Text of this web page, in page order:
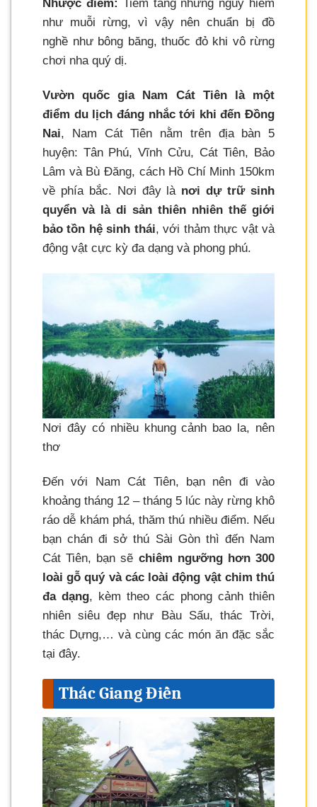
Nhược điểm: Tiềm tàng nhưng nguy hiểm
như muỗi rừng, vì vậy nên chuẩn bị đồ
nghề như bông băng, thuốc đỏ khi vô rừng
chơi nha quý dị.
Vườn quốc gia Nam Cát Tiên là một
điểm du lịch đáng nhắc tới khi đến Đồng
Nai, Nam Cát Tiên nằm trên địa bàn 5
huyện: Tân Phú, Vĩnh Cửu, Cát Tiên, Bảo
Lâm và Bù Đăng, cách Hồ Chí Minh 150km
về phía bắc. Nơi đây là nơi dự trữ sinh
quyển và là di sản thiên nhiên thế giới
bảo tồn hệ sinh thái, với thảm thực vật và
động vật cực kỳ đa dạng và phong phú.
Nơi đây có nhiều khung cảnh bao la, nên
thơ
Đến với Nam Cát Tiên, bạn nên đi vào
khoảng tháng 12 – tháng 5 lúc này rừng khô
ráo dễ khám phá, thăm thú nhiều điểm. Nếu
bạn chán đi sở thú Sài Gòn thì đến Nam
Cát Tiên, bạn sẽ chiêm ngưỡng hơn 300
loài gỗ quý và các loài động vật chim thú
đa dạng, kèm theo các phong cảnh thiên
nhiên siêu đẹp như Bàu Sấu, thác Trời,
thác Dựng,… và cùng các món ăn đặc sắc
tại đây.
Thác Giang Điền